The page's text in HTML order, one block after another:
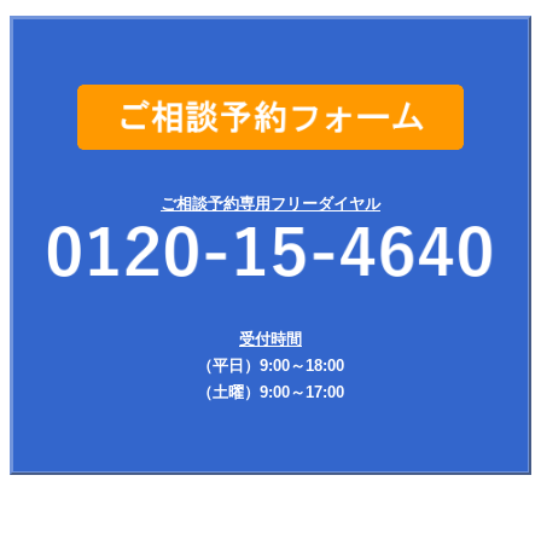
ご相談予約専用フリーダイヤル
受付時間
（平日）9:00～18:00
（土曜）9:00～17:00